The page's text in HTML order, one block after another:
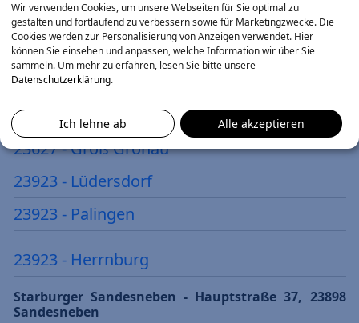
23611 - Rensefeld
23617 - Stockelsdorf
23619 - Hamberge
23627 - St. Hubertus
23627 - Groß Grönau
23923 - Lüdersdorf
23923 - Palingen
23923 - Herrnburg
Starburger Sandesneben - Hauptstraße 37, 23898
Sandesneben
Wir verwenden Cookies, um unsere Webseiten für Sie optimal zu
gestalten und fortlaufend zu verbessern sowie für Marketingzwecke. Die
Cookies werden zur Personalisierung von Anzeigen verwendet. Hier
können Sie einsehen und anpassen, welche Information wir über Sie
sammeln. Um mehr zu erfahren, lesen Sie bitte unsere
Datenschutzerklärung.
Ich lehne ab Alle akzeptieren